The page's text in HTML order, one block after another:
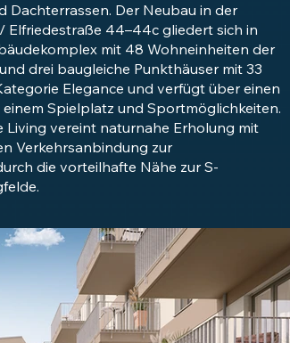
Dachterrassen. Der Neubau in der
Elfriedestraße 44–44c gliedert sich in
mit 48 Wohneinheiten der
drei baugleiche Punkthäuser mit 33
Elegance und verfügt über einen
Spielplatz und Sportmöglichkeiten.
Living vereint naturnahe Erholung mit
Verkehrsanbindung zur
die vorteilhafte Nähe zur S-